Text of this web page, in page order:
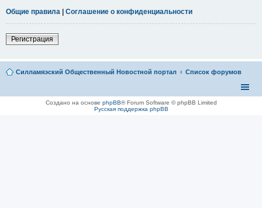
Общие правила | Соглашение о конфиденциальности
Регистрация
Силламяэский Общественный Новостной портал Список форумов
Создано на основе phpBB® Forum Software © phpBB Limited
Русская поддержка phpBB